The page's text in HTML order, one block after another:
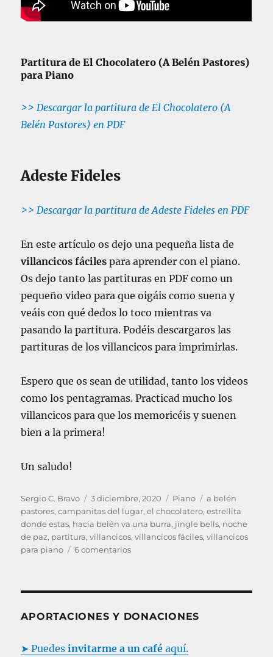
Partitura de El Chocolatero (A Belén Pastores)
para Piano
>> Descargar la partitura de El Chocolatero (A
Belén Pastores) en PDF
Adeste Fideles
>> Descargar la partitura de Adeste Fideles en PDF
En este artículo os dejo una pequeña lista de
villancicos fáciles para aprender con el piano.
Os dejo tanto las partituras en PDF como un
pequeño video para que oigáis como suena y
veáis con qué dedos lo toco mientras va
pasando la partitura. Podéis descargaros las
partituras de los villancicos para imprimirlas.
Espero que os sean de utilidad, tanto los videos
como los pentagramas. Practicad mucho los
villancicos para que los memoricéis y suenen
bien a la primera!
Un saludo!
A
u
t
o
r
Sergio C. Bravo
P
u
b
l
i
e
3 diciembre, 2020
C
a
e
s
Piano
E
t
i
q
a belén
pastores,campanitas del lugar,el chocolatero,estrellita
donde estas, hacia belén va una burra, jingle bells, noche
de paz, partitura,villancicos,villancicos fáciles,villancicos
para piano
6 comentariose
l
c
APORTACIONES Y DONACIONES
➤ Puedesinvitarme a un café aquí.